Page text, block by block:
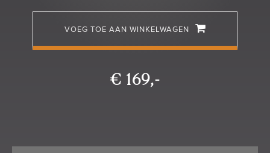
VOEG TOE AAN WINKELWAGEN
€ 169,-